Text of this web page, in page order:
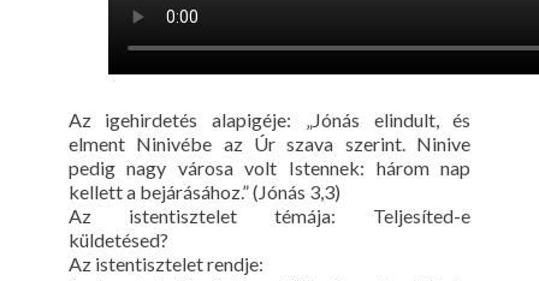
Az igehirdetés alapigéje: „Jónás elindult, és
elment Ninivébe az Úr szava szerint. Ninive
pedig nagy városa volt Istennek: három nap
kellett a bejárásához.” (Jónás 3,3)
Az istentisztelet témája: Teljesíted-e
küldetésed?
Az istentisztelet rendje: